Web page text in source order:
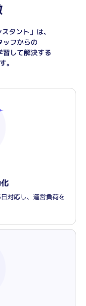
タント」は、
ッフからの
習して解決する
。
対応し、運営負荷を